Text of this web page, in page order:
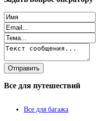
Все для путешествий
Все для багажа